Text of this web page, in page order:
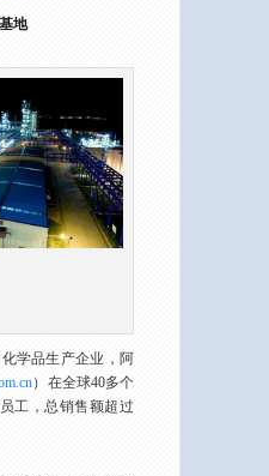
地
学品生产企业，阿
）在全球40多个
工，总销售额超过